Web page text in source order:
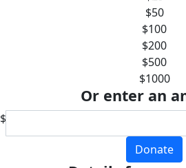
$50
$100
$200
$500
$1000
Or enter an
$
Donate